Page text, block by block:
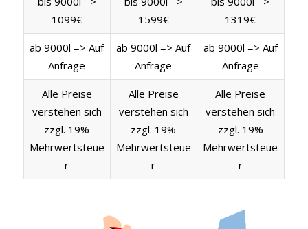
1099€
1599€
1319€
ab 9000l => Auf
Anfrage
ab 9000l => Auf
Anfrage
ab 9000l => Auf
Anfrage
Alle Preise
verstehen sich
zzgl. 19%
Mehrwertsteue
r
Alle Preise
verstehen sich
zzgl. 19%
Mehrwertsteue
r
Alle Preise
verstehen sich
zzgl. 19%
Mehrwertsteue
r